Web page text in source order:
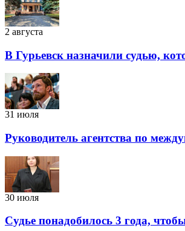
2 августа
В Гурьевск назначили судью,
31 июля
Руководитель агентства по
30 июля
Судье понадобилось 3 года,